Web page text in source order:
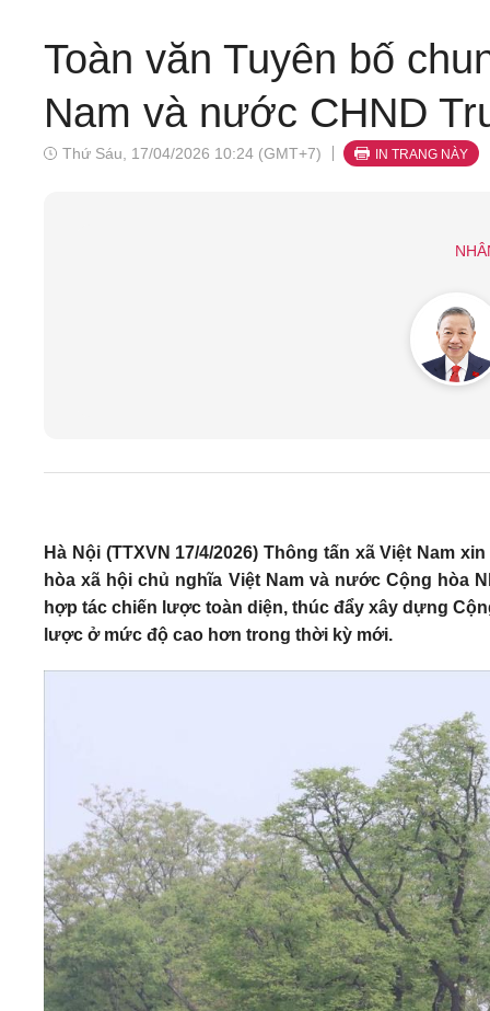
Toàn văn Tuyên bố
Nam và nước CHND
Thứ Sáu, 17/04/2026 10:24 (GMT+7) IN TRANG NÀY
Hà Nội (TTXVN 17/4/2026) Thông tấn xã Việt Nam
hòa xã hội chủ nghĩa Việt Nam và nước Cộng hòa
hợp tác chiến lược toàn diện, thúc đẩy xây dựng
lược ở mức độ cao hơn trong thời kỳ mới.